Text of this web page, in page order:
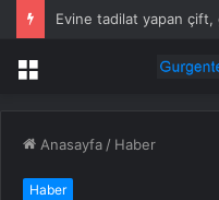
Menü
Anasayfa / Haber
Haber